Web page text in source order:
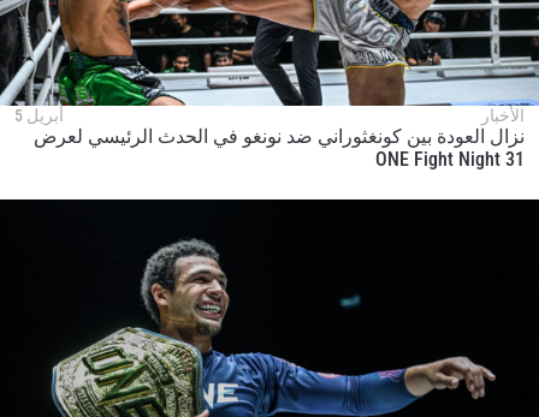
الأخبار أبريل 5
نزال العودة بين كونغثوراني ضد نونغو في الحدث الرئيسي لعرض
ONE Fight Night 31